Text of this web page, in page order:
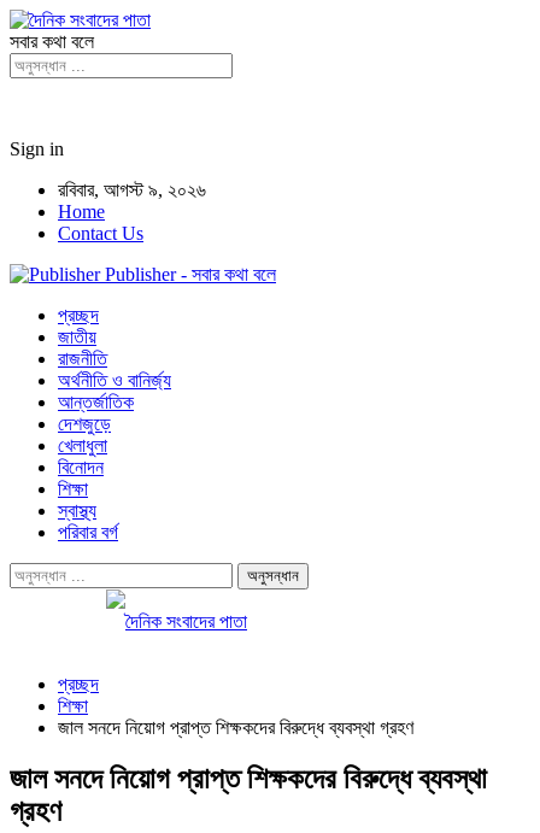
সবার কথা বলে
Sign in
রবিবার, আগস্ট ৯, ২০২৬
Home
Contact Us
Publisher - সবার কথা বলে
প্রচ্ছদ
জাতীয়
রাজনীতি
অর্থনীতি ও বানির্জ্য
আন্তর্জাতিক
দেশজুড়ে
খেলাধুলা
বিনোদন
শিক্ষা
স্বাস্থ্য
পরিবার বর্গ
প্রচ্ছদ
শিক্ষা
জাল সনদে নিয়োগ প্রাপ্ত শিক্ষকদের বিরুদ্ধে ব্যবস্থা গ্রহণ
জাল সনদে নিয়োগ প্রাপ্ত শিক্ষকদের বিরুদ্ধে ব্যবস্থা
গ্রহণ